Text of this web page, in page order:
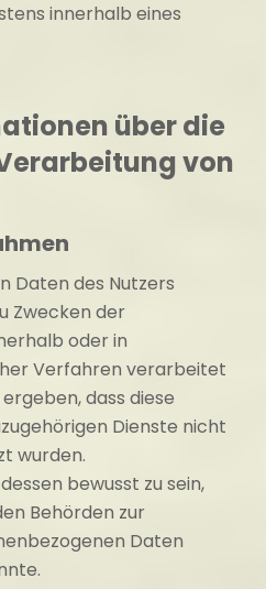
innerhalb eines
über die
von
Daten des Nutzers
Zwecken der
oder in
Verfahren verarbeitet
dass diese
Dienste nicht
wurden.
bewusst zu sein,
Behörden zur
Daten